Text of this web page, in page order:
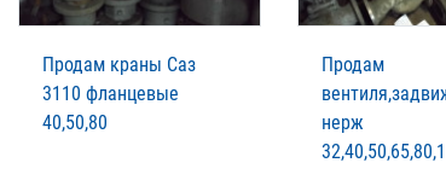
Продам краны Саз
3110 фланцевые
40,50,80
Продам
нерж